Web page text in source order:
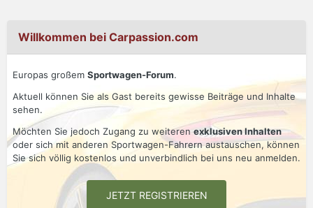
Willkommen bei Carpassion.com
Europas großem Sportwagen-Forum.
Aktuell können Sie als Gast bereits gewisse Beiträge und Inhalte
sehen.
Möchten Sie jedoch Zugang zu weiterenexklusiven Inhalten
oder sich mit anderen Sportwagen-Fahrern austauschen, können
Sie sich völlig kostenlos und unverbindlich bei uns neu anmelden.
JETZT REGISTRIEREN